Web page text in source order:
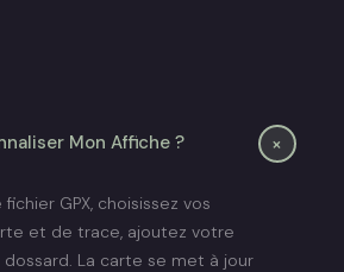
Mon Affiche ? +
GPX, choisissez vos
et de trace, ajoutez votre
La carte se met à jour